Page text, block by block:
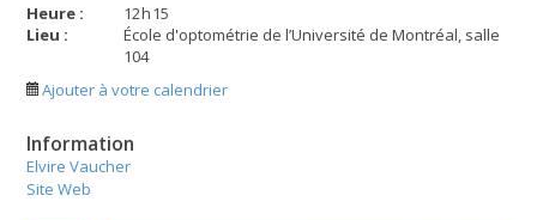
Heure : 12h15
Lieu :
École d'optométrie de l’Université de Montréal, salle
104
Ajouter à votre calendrier
Information
Elvire Vaucher
Site Web